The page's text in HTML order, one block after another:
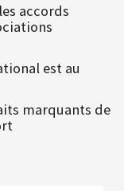
accords
est au
marquants de